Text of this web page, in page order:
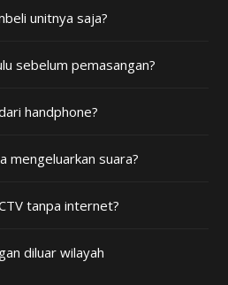
unitnya saja?
sebelum pemasangan?
handphone?
mengeluarkan suara?
tanpa internet?
diluar wilayah